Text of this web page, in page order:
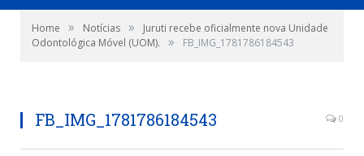
Home » Notícias »
Juruti recebe oficialmente nova Unidade
Odontológica Móvel (UOM).
» FB_IMG_1781786184543
FB_IMG_1781786184543 0